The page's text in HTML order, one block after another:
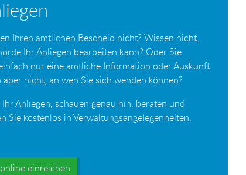
Ihren amtlichen Bescheid nicht? Wissen nicht,
Ihr Anliegen bearbeiten kann? Oder Sie
nur eine amtliche Information oder Auskunft
aber nicht, an wen Sie sich wenden können?
Anliegen, schauen genau hin, beraten und
Sie kostenlos in Verwaltungsangelegenheiten.
einreichen